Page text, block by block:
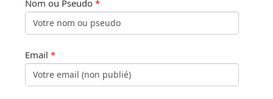
Nom ou Pseudo *
Email *